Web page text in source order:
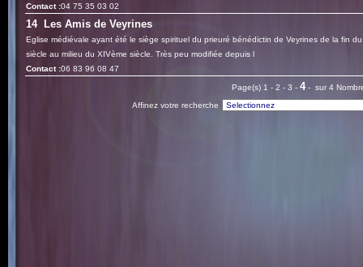
Contact :04 75 35 03 02
14Les Amis de Veyrines
Eglise médiévale ayant été le siège spirituel du prieuré bénédictin de Veyrines de la fin
siècle au milieu du XIVème siècle. Très peu modifiée depuis l
Contact :06 83 96 08 47
Page(s) 1 -2 -3 -4- sur 4
Affinez votre recherche